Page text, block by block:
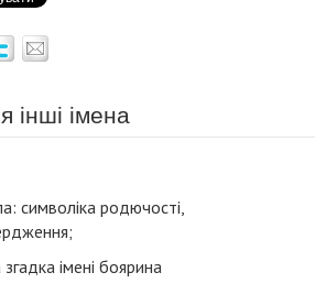
інші імена
символіка родючості,
імені боярина